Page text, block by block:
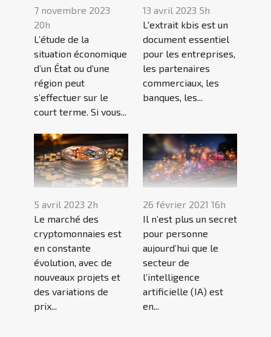
7 novembre 2023
20h
L’étude de la
situation économique
d’un État ou d’une
région peut
s’effectuer sur le
court terme. Si vous...
13 avril 2023 5h
L'extrait kbis est un
document essentiel
pour les entreprises,
les partenaires
commerciaux, les
banques, les...
5 avril 2023 2h
Le marché des
cryptomonnaies est
en constante
évolution, avec de
nouveaux projets et
des variations de
prix...
26 février 2021 16h
Il n’est plus un secret
pour personne
aujourd’hui que le
secteur de
l’intelligence
artificielle (IA) est
en...